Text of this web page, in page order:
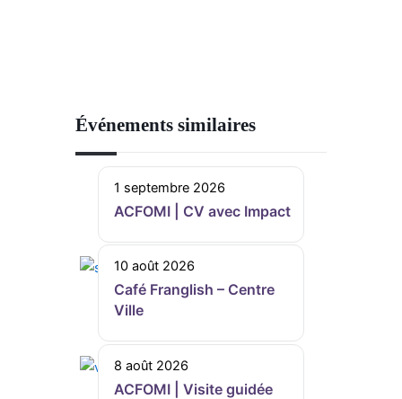
Événements similaires
1 septembre 2026
ACFOMI | CV avec Impact
10 août 2026
Café Franglish – Centre
Ville
8 août 2026
ACFOMI | Visite guidée